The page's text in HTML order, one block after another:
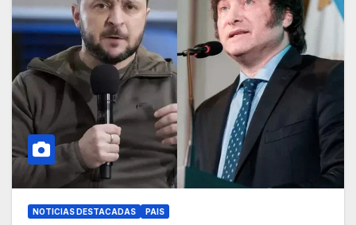
NOTICIAS DESTACADAS PAIS